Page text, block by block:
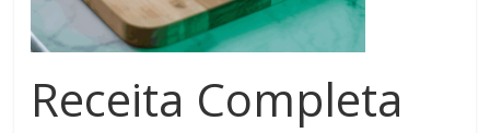
Receita Completa